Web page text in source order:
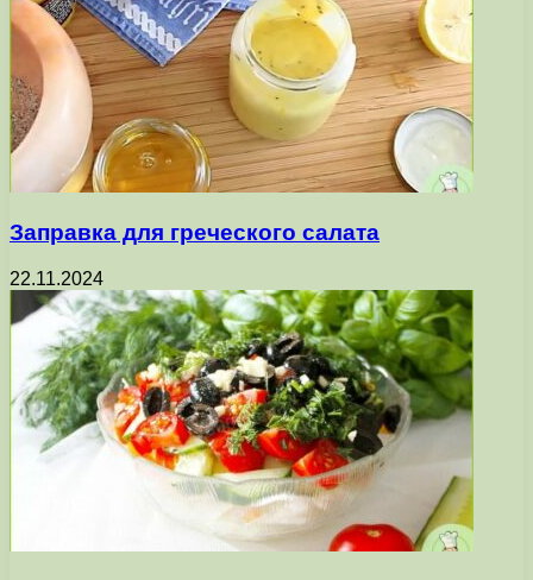
Заправка для греческого салата
22.11.2024